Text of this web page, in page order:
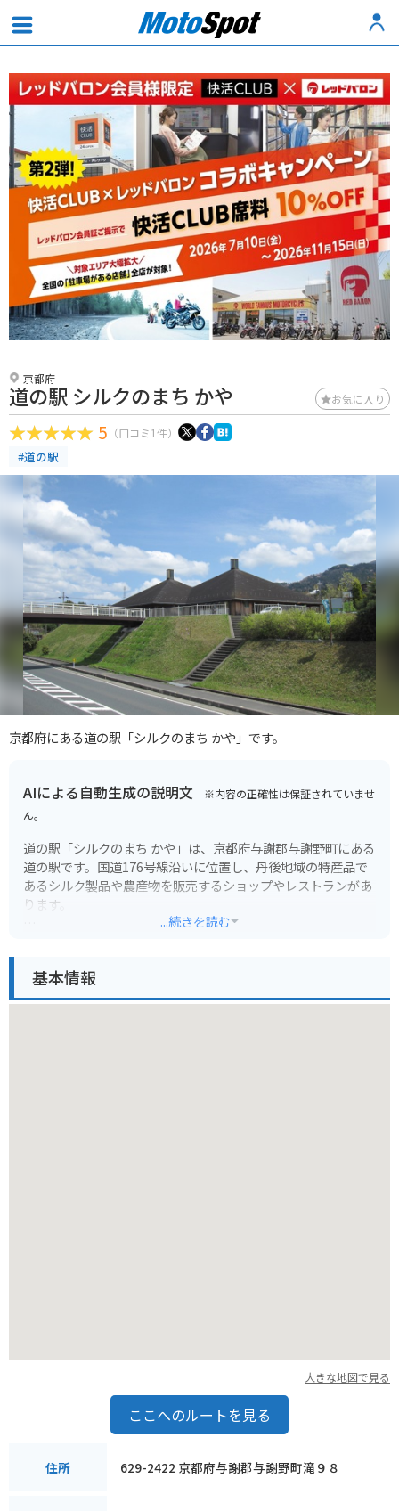
京都府
道の駅 シルクのまち かや お気に入り
5 （口コミ1件）
#道の駅
京都府にある道の駅「シルクのまち かや」です。
AIによる自動生成の説明文 ※内容の正確性は保証されていませ
ん。
道の駅「シルクのまち かや」は、京都府与謝郡与謝野町にある
道の駅です。国道176号線沿いに位置し、丹後地域の特産品で
あるシルク製品や農産物を販売するショップやレストランがあ
ります。
実しています。バイクで訪れる場合、道の駅から「経ヶ岳」へ
のワインディングロードは景色も良くおすすめです。
...続きを読む
基本情報
大きな地図で見る
ここへのルートを見る
住所 629-2422 京都府与謝郡与謝野町滝９８